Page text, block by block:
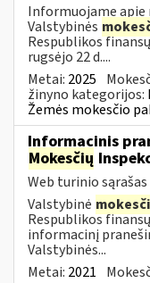
Informuojame apie
Valstybinės
Respublikos
rugsėjo 22 d....
Metai: 2025
žinyno kategorijos:
Žemės mokesčio
Informacinis
Mokesčių
Web turinio sąrašas
Valstybinė
Respublikos
informacinį
Valstybinės...
Metai: 2021